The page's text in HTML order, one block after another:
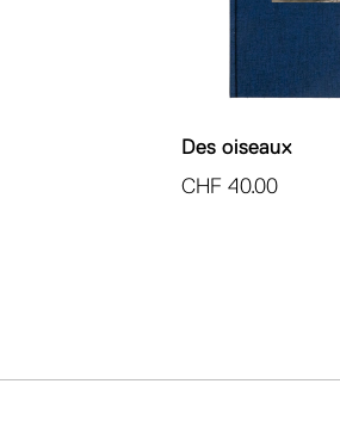
Des oiseaux
CHF 40.00